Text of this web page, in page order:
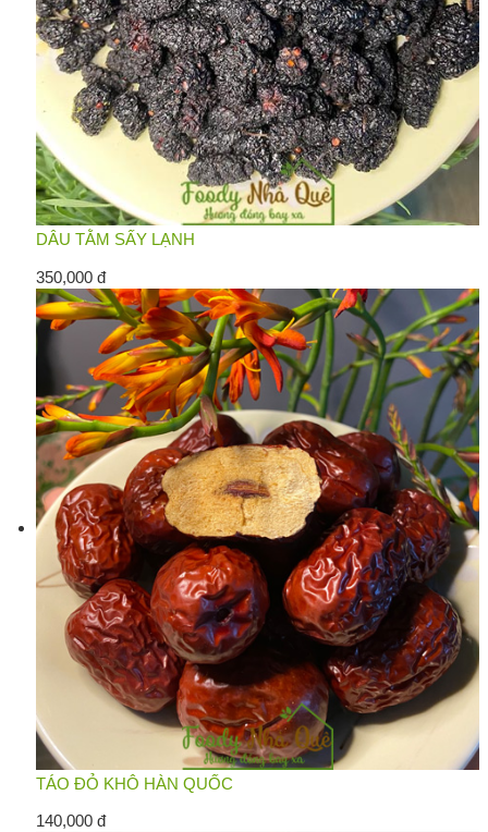
DÂU TẰM SẤY LẠNH
350,000 đ
TÁO ĐỎ KHÔ HÀN QUỐC
140,000 đ